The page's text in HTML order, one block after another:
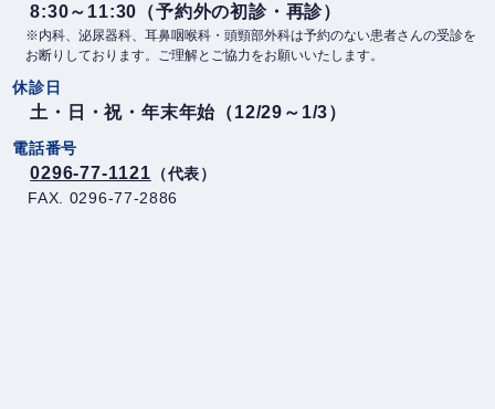
8:30～11:30（予約外の初診・再診）
※内科、泌尿器科、耳鼻咽喉科・頭頸部外科は予約のない患者さんの受診を
お断りしております。ご理解とご協力をお願いいたします。
休診日
土・日・祝・年末年始（12/29～1/3）
電話番号
0296-77-1121 （代表）
FAX. 0296-77-2886